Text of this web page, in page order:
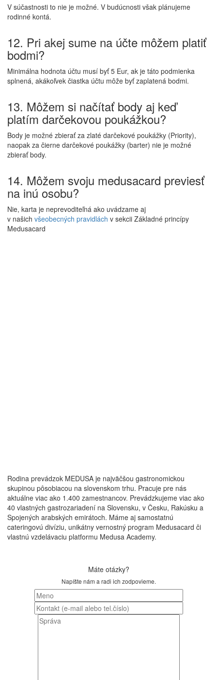
V súčastnosti to nie je možné. V budúcnosti však plánujeme
rodinné kontá.
12. Pri akej sume na účte môžem platiť
bodmi?
Minimálna hodnota účtu musí byť 5 Eur, ak je táto podmienka
splnená, akákoľvek čiastka účtu môže byť zaplatená bodmi.
13. Môžem si načítať body aj keď
platím darčekovou poukážkou?
Body je možné zbierať za zlaté darčekové poukážky (Priority),
naopak za čierne darčekové poukážky (barter) nie je možné
zbierať body.
14. Môžem svoju medusacard previesť
na inú osobu?
Nie, karta je neprevoditeľná ako uvádzame aj
v našich všeobecných pravidlách v sekcii Základné princípy
Medusacard
Rodina prevádzok MEDUSA je najväčšou gastronomickou
skupinou pôsobiacou na slovenskom trhu. Pracuje pre nás
aktuálne viac ako 1.400 zamestnancov. Prevádzkujeme viac ako
40 vlastných gastrozariadení na Slovensku, v Česku, Rakúsku a
Spojených arabských emirátoch. Máme aj samostatnú
cateringovú divíziu, unikátny vernostný program Medusacard či
vlastnú vzdelávaciu platformu Medusa Academy.
Máte otázky?
Napíšte nám a radi ich zodpovieme.